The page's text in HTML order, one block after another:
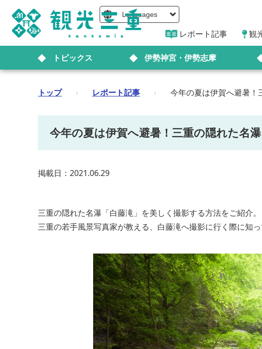
Languages
レポート記事 観
トピックス 伊勢神宮・伊勢志摩
トップ › レポート記事 › 今年の夏は伊賀へ避暑！
今年の夏は伊賀へ避暑！三重の隠れた名瀑
掲載日：2021.06.29
三重の隠れた名瀑「白藤滝」を美しく撮影する方法をご紹介
三重の若手風景写真家が教える、白藤滝へ撮影に行く際に知